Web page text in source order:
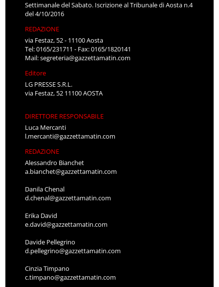
Settimanale del Sabato. Iscrizione al Tribunale di Aosta n.4
del 4/10/2016
REDAZIONE
via Festaz, 52 - 11100 Aosta
Tel: 0165/231711 - Fax: 0165/1820141
Mail:segreteria@gazzettamatin.com
Editore
LG PRESSE S.R.L.
via Festaz, 52 11100 AOSTA
DIRETTORE RESPONSABILE
Luca Mercanti
l.mercanti@gazzettamatin.com
REDAZIONE
Alessandro Bianchet
a.bianchet@gazzettamatin.com
Danila Chenal
d.chenal@gazzettamatin.com
Erika David
e.david@gazzettamatin.com
Davide Pellegrino
d.pellegrino@gazzettamatin.com
Cinzia Timpano
c.timpano@gazzettamatin.com